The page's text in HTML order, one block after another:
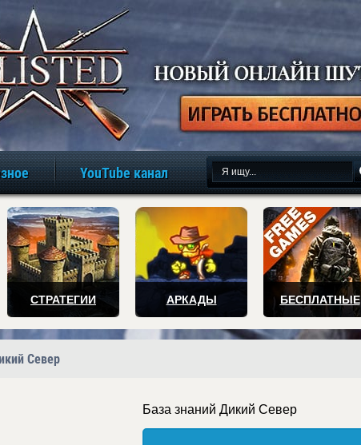
игры онлайн бесплатно
YouTube канал
СТРАТЕГИИ АРКАДЫ БЕСПЛАТНЫЕ
Север
База знаний Дикий Север